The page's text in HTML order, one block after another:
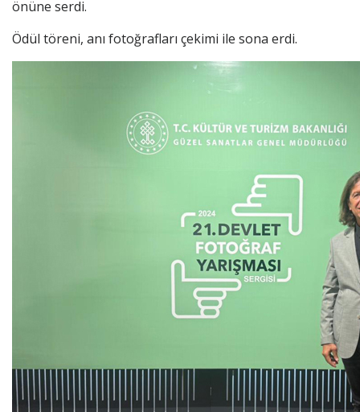
önüne serdi.
Ödül töreni, anı fotoğrafları çekimi ile sona erdi.